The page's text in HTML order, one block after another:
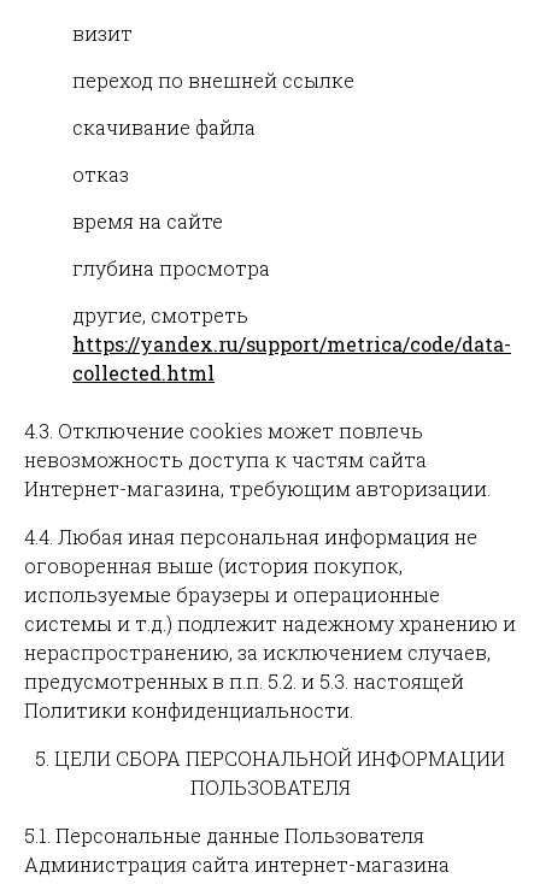
визит
переход по внешней ссылке
скачивание файла
отказ
время на сайте
глубина просмотра
другие, смотреть
https://yandex.ru/support/metrica/code/data-
collected.html
4.3. Отключение cookies может повлечь
невозможность доступа к частям сайта
Интернет-магазина, требующим авторизации.
4.4. Любая иная персональная информация не
оговоренная выше (история покупок,
используемые браузеры и операционные
системы и т.д.) подлежит надежному хранению и
нераспространению, за исключением случаев,
предусмотренных в п.п. 5.2. и 5.3. настоящей
Политики конфиденциальности.
5. ЦЕЛИ СБОРА ПЕРСОНАЛЬНОЙ ИНФОРМАЦИИ
ПОЛЬЗОВАТЕЛЯ
5.1. Персональные данные Пользователя
Администрация сайта интернет-магазина